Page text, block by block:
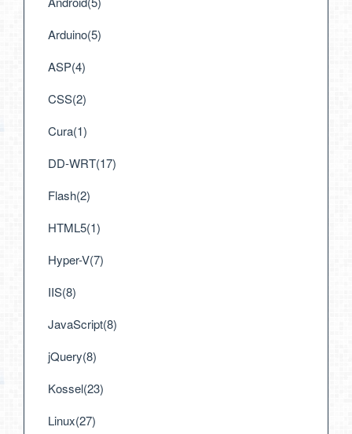
Arduino(5)
ASP(4)
CSS(2)
Cura(1)
DD-WRT(17)
Flash(2)
HTML5(1)
Hyper-V(7)
IIS(8)
JavaScript(8)
jQuery(8)
Kossel(23)
Linux(27)